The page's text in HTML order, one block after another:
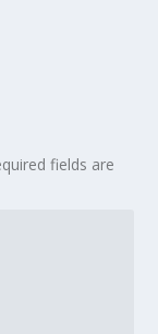
fields are